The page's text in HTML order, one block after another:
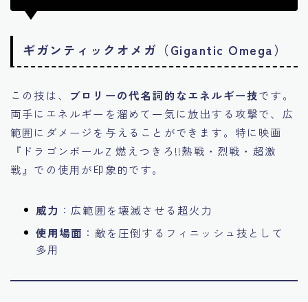
ギガンティックオメガ（Gigantic Omega）
この技は、 ブロリーの代名詞的なエネルギー技です。
両手にエネルギーを溜めて一気に放出する攻撃で、広
範囲にダメージを与えることができます。特に映画
『ドラゴンボールZ 燃えつきろ!!熱戦・烈戦・超激
戦』での使用が印象的です。
威力 ：広範囲を壊滅させる超火力
使用場面 ：敵を圧倒するフィニッシュ技として
多用